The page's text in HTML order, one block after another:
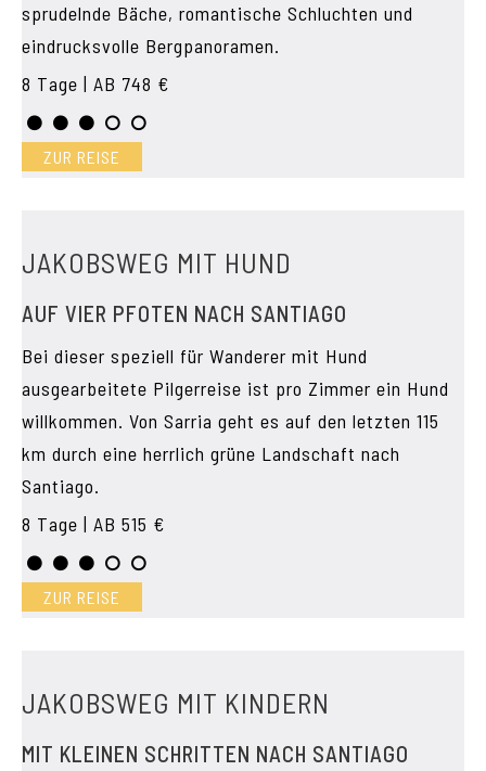
sprudelnde Bäche, romantische Schluchten und
eindrucksvolle Bergpanoramen.
8 Tage | AB 748 €
ZUR REISE
JAKOBSWEG MIT HUND
AUF VIER PFOTEN NACH SANTIAGO
Bei dieser speziell für Wanderer mit Hund
ausgearbeitete Pilgerreise ist pro Zimmer ein Hund
willkommen. Von Sarria geht es auf den letzten 115
km durch eine herrlich grüne Landschaft nach
Santiago.
8 Tage | AB 515 €
ZUR REISE
JAKOBSWEG MIT KINDERN
MIT KLEINEN SCHRITTEN NACH SANTIAGO